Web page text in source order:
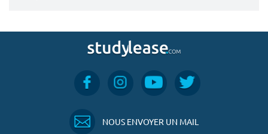
NOUS ENVOYER UN MAIL